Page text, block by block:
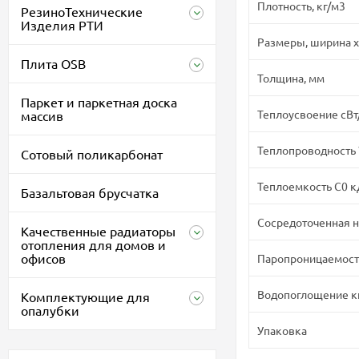
РезиноТехнические
Изделия РТИ
Плита OSB
Паркет и паркетная доска
массив
Сотовый поликарбонат
Базальтовая брусчатка
Качественные радиаторы
отопления для домов и
офисов
Комплектующие для
опалубки
Плотность, кг/м3
Размеры, ширина
Толщина, мм
Теплоусвоение
Теплопроводность
Теплоемкость С0
Сосредоточенная
Водопоглощение
Упаковка